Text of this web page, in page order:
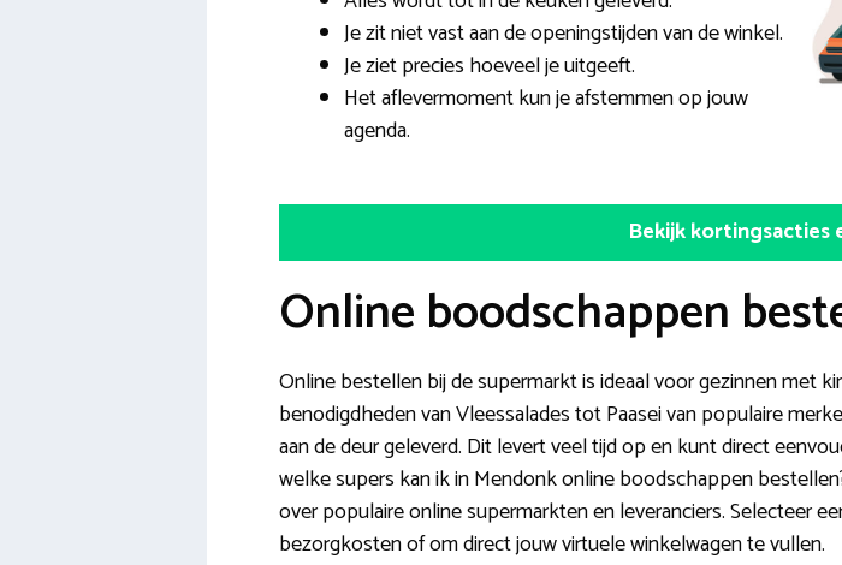
Je zit niet vast aan de openingstijden van de winkel.
Je ziet precies hoeveel je uitgeeft.
Het aflevermoment kun je afstemmen op jouw
agenda.
Bekijk kortingsacties
Online boodschappen
Online bestellen bij de supermarkt is ideaal voor gezinnen met
benodigdheden van Vleessalades tot Paasei van populaire
aan de deur geleverd. Dit levert veel tijd op en kunt direct
welke supers kan ik in Mendonk online boodschappen
over populaire online supermarkten en leveranciers. Selecteer
bezorgkosten of om direct jouw virtuele winkelwagen te vullen.